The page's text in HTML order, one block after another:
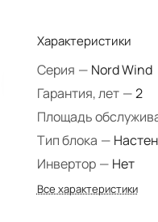
Характеристики
Серия — Nord Wind
Гарантия, лет —2
Площадь
Тип блока —
Инвертор — Нет
Все характеристики